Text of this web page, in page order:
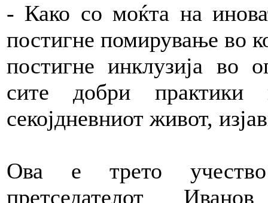
- Како со моќта на
постигне помирување во
постигне инклузија во
сите добри
секојдневниот живот,
Ова е трето
претседателот